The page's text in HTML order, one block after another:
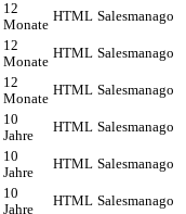
12
Monate
HTML Salesmanago
12
Monate
HTML Salesmanago
12
Monate
HTML Salesmanago
10
Jahre
HTML Salesmanago
10
Jahre
HTML Salesmanago
10
Jahre
HTML Salesmanago